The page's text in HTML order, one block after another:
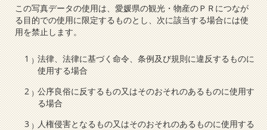
この写真データの使用は、愛媛県の観光・物産のＰＲにつなが
る目的での使用に限定するものとし、次に該当する場合には使
用を禁止します。
法律、法律に基づく命令、条例及び規則に違反するものに
使用する場合
公序良俗に反するもの又はそのおそれのあるものに使用す
る場合
人権侵害となるもの又はそのおそれのあるものに使用する